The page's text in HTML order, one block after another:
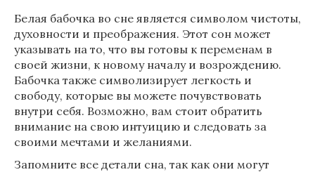
Белая бабочка во сне является символом чистоты,
духовности и преображения. Этот сон может
указывать на то, что вы готовы к переменам в
своей жизни, к новому началу и возрождению.
Бабочка также символизирует легкость и
свободу, которые вы можете почувствовать
внутри себя. Возможно, вам стоит обратить
внимание на свою интуицию и следовать за
своими мечтами и желаниями.
Запомните все детали сна, так как они могут